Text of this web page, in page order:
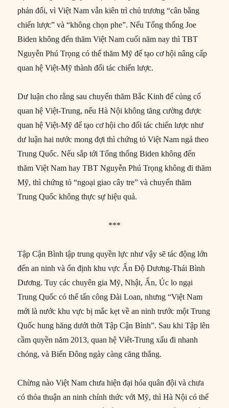
phản đối, vì Việt Nam vẫn kiên trì chủ trương “cân bằng
chiến lược” và “không chọn phe”. Nếu Tổng thống Joe
Biden không đến thăm Việt Nam cuối năm nay thì TBT
Nguyễn Phú Trọng có thể thăm Mỹ để tạo cơ hội nâng cấp
quan hệ Việt-Mỹ thành đối tác chiến lược.
Dư luận cho rằng sau chuyến thăm Bắc Kinh để củng cố
quan hệ Việt-Trung, nếu Hà Nội không tăng cường được
quan hệ Việt-Mỹ để tạo cơ hội cho đối tác chiến lược như
dư luận hai nước mong đợi thì chứng tỏ Việt Nam ngả theo
Trung Quốc. Nếu sắp tới Tổng thống Biden không đến
thăm Việt Nam hay TBT Nguyễn Phú Trọng không đi thăm
Mỹ, thì chứng tỏ “ngoại giao cây tre” và chuyến thăm
Trung Quốc không thực sự hiệu quả.
***
Tập Cận Bình tập trung quyền lực như vậy sẽ tác động lớn
đến an ninh và ổn định khu vực Ấn Độ Dương-Thái Bình
Dương. Tuy các chuyên gia Mỹ, Nhật, Ấn, Úc lo ngại
Trung Quốc có thể tấn công Đài Loan, nhưng “Việt Nam
mới là nước khu vực bị mắc kẹt về an ninh trước một Trung
Quốc hung hăng dưới thời Tập Cận Bình”. Sau khi Tập lên
cầm quyền năm 2013, quan hệ Viêt-Trung xấu đi nhanh
chóng, và Biển Đông ngày càng căng thẳng.
Chừng nào Việt Nam chưa hiện đại hóa quân đội và chưa
có thỏa thuận an ninh chính thức với Mỹ, thì Hà Nội có thể